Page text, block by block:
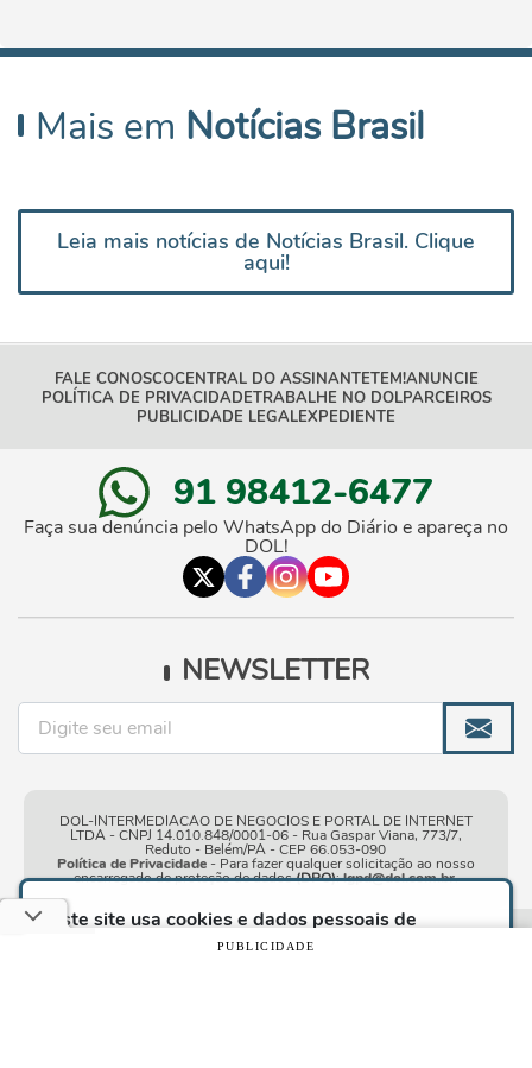
Este site usa cookies e dados pessoais de
acordo com os nossosTermos de Uso e Política
e, ao continuar navegando neste
Mais em Notícias Brasil
Leia mais notícias de Notícias Brasil. Clique
aqui!
FALE CONOSCOCENTRAL DO ASSINANTETEM!ANUNCIE
POLÍTICA DE PRIVACIDADETRABALHE NO DOLPARCEIROS
PUBLICIDADE LEGALEXPEDIENTE
91 98412-6477
Faça sua denúncia pelo WhatsApp do Diário e apareça no
DOL!
NEWSLETTER
DOL-INTERMEDIACAO DE NEGOCIOS E PORTAL DE INTERNET
LTDA - CNPJ 14.010.848/0001-06 - Rua Gaspar Viana, 773/7,
Reduto - Belém/PA - CEP 66.053-090
Política de Privacidade- Para fazer qualquer solicitação ao nosso
encarregado de proteção de dados(DPO):lgpd@dol.com.br.
| © Copyright 2010-2026 DOL - Diário
PUBLICIDADE